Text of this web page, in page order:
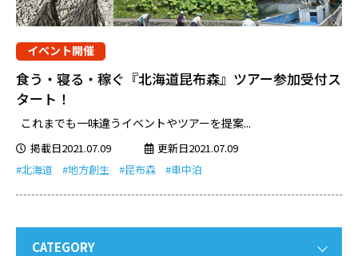
イベント開催
食う・寝る・稼ぐ『北海道昆布森』ツアー参加受付ス
タート！
これまでも一味違うイベントやツアーを提案...
掲載日2021.07.09
更新日2021.07.09
#北海道
#地方創生 #昆布森 #車中泊
CATEGORY